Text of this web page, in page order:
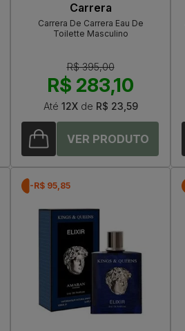
Carrera
Carrera De Carrera Eau De
Toilette Masculino
R$ 395,00
R$ 283,10
Até 12Xde R$ 23,59
-R$ 95,85